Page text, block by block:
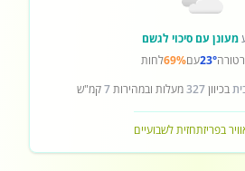
מעונן עם סיכוי לגשם
23°עם69%לחות
בכיוון327מעלות ובמהירות7קמ"ש
בפריזתחזית לשבועיים